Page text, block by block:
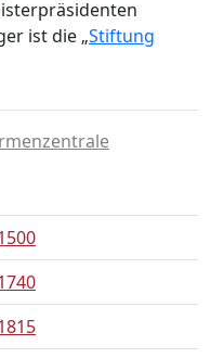
ist die „Stiftung